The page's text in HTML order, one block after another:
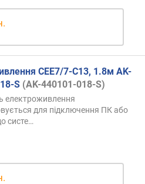
CEE7/7-C13, 1.8м AK-
S (AK-440101-018-S)
електроживлення
для підключення ПК або
систе…